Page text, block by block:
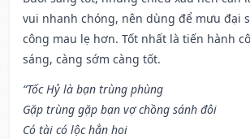
vui nhanh chóng, nên dùng để mưu đại
công mau lẹ hơn. Tốt nhất là tiến hành
sáng, càng sớm càng tốt.
“Tốc Hỷ là bạn trùng phùng
Gặp trùng gặp bạn vợ chồng sánh đôi
Có tài có lộc hẳn hoi